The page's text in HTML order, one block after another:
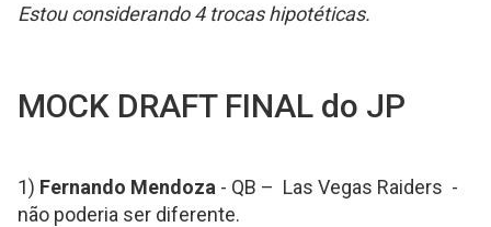
Estou considerando 4 trocas hipotéticas.
MOCK DRAFT FINAL do JP
1) Fernando Mendoza - QB – Las Vegas Raiders -
não poderia ser diferente.